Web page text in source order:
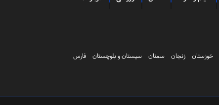
خوزستان زنجان سمنان سیستان و بلوچستان
فارس